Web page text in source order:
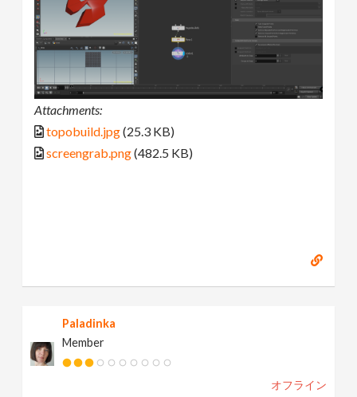
Attachments:
topobuild.jpg(25.3 KB)
screengrab.png(482.5 KB)
Paladinka
Member
オフライン